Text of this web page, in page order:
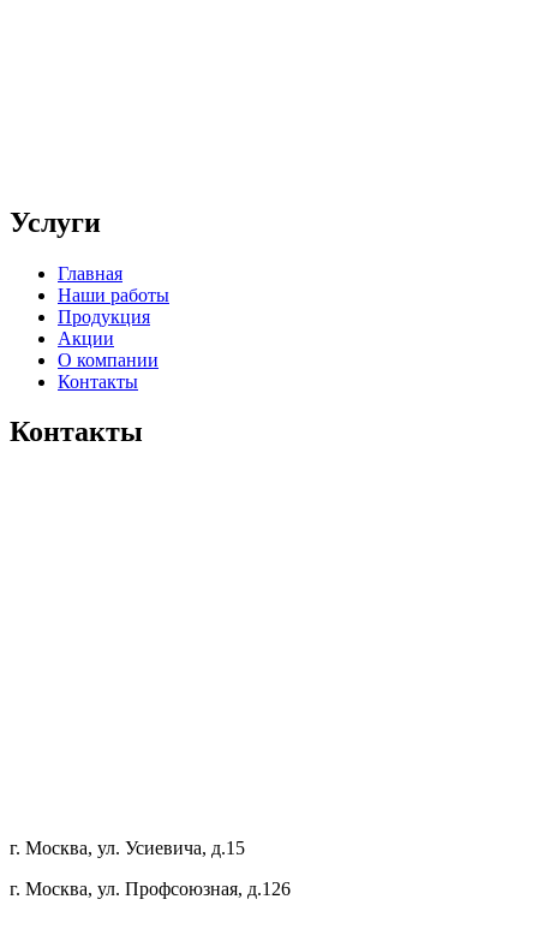
Услуги
Главная
Наши работы
Продукция
Акции
О компании
Контакты
Контакты
г. Москва, ул. Усиевича, д.15
г. Москва, ул. Профсоюзная, д.126